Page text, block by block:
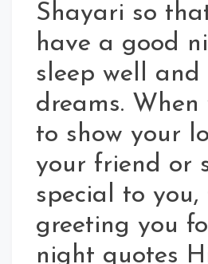
Shayari so
have a good
sleep well and
dreams.
to show your
your friend or
special to you,
greeting you
night quotes